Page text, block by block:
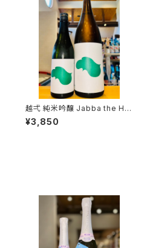
越弌 純米吟醸 Jabba the H
1800ml１本（株式会社越後鶴
亀・新潟県新潟市西蒲区竹野
¥3,850